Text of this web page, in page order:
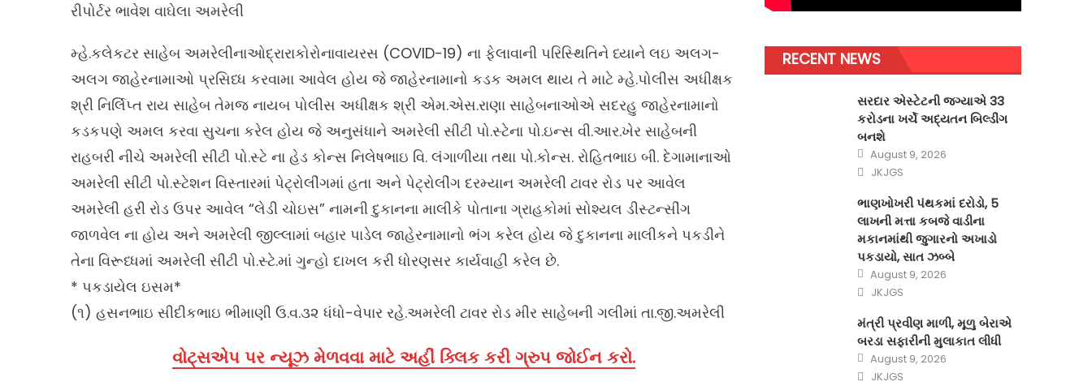
રીપોર્ટર ભાવેશ વાઘેલા અમરેલી
મ્હે.કલેકટર સાહેબ અમરેલીનાઓદ્રારાકોરોનાવાયરસ (COVID-19) ના ફેલાવાની પરિસ્થિતિને ધ્યાને લઇ અલગ-
અલગ જાહેરનામાઓ પ્રસિધ્ધ કરવામા આવેલ હોય જે જાહેરનામાનો કડક અમલ થાય તે માટે મ્હે.પોલીસ અધીક્ષક
શ્રી નિર્લિપ્ત રાય સાહેબ તેમજ નાયબ પોલીસ અધીક્ષક શ્રી એમ.એસ.રાણા સાહેબનાઓએ સદરહુ જાહેરનામાનો
કડકપણે અમલ કરવા સુચના કરેલ હોય જે અનુસંધાને અમરેલી સીટી પો.સ્ટેના પો.ઇન્સ વી.આર.ખેર સાહેબની
રાહબરી નીચે અમરેલી સીટી પો.સ્ટે ના હેડ કોન્સ નિલેષભાઇ વિ. લંગાળીયા તથા પો.કોન્સ. રોહિતભાઇ બી. દેગામાનાઓ
અમરેલી સીટી પો.સ્ટેશન વિસ્તારમાં પેટ્રોલીંગમાં હતા અને પેટ્રોલીંગ દરમ્યાન અમરેલી ટાવર રોડ પર આવેલ
અમરેલી હરી રોડ ઉપર આવેલ “લેડી ચોઇસ” નામની દુકાનના માલીકે પોતાના ગ્રાહકોમાં સોશ્યલ ડીસ્ટન્સીંગ
જાળવેલ ના હોય અને અમરેલી જીલ્લામાં બહાર પાડેલ જાહેરનામાનો ભંગ કરેલ હોય જે દુકાનના માલીકને પકડીને
તેના વિરૂધ્ધમાં અમરેલી સીટી પો.સ્ટે.માં ગુન્હો દાખલ કરી ધોરણસર કાર્યવાહી કરેલ છે.
* પકડાયેલ ઇસમ*
(૧) હસનભાઇ સીદીકભાઇ ભીમાણી ઉ.વ.૩૨ ધંધો-વેપાર રહે.અમરેલી ટાવર રોડ મીર સાહેબની ગલીમાં તા.જી.અમરેલી
વોટ્સએપ પર ન્યૂઝ મેળવવા માટે અહીં ક્લિક કરી ગ્રુપ જોઈન કરો.
RECENT NEWS
સરદાર એસ્ટેટની જગ્યાએ 33
કરોડના ખર્ચે અદ્યતન બિલ્ડીંગ
બનશે
Posted
on
August 9, 2026
Author
JKJGS
ભાણખોખરી પંથકમાં દરોડો, 5
લાખની મત્તા કબજે વાડીના
મકાનમાંથી જુગારનો અખાડો
પકડાયો, સાત ઝબ્બે
Posted
on
August 9, 2026
Author
JKJGS
મંત્રી પ્રવીણ માળી, મૂળુ બેરાએ
બરડા સફારીની મુલાકાત લીધી
Posted
on
August 9, 2026
Author
JKJGS